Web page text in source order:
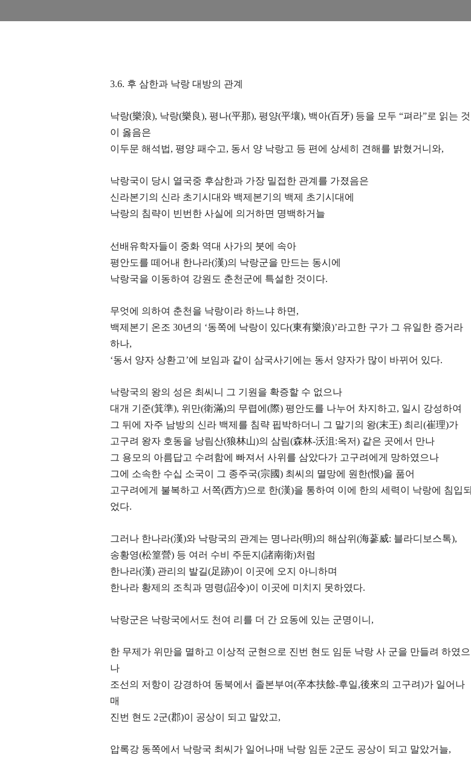
3.6. 후 삼한과 낙랑 대방의 관계
낙랑(樂浪), 낙랑(樂良), 평나(平那), 평양(平壤), 백아(百牙) 등을 모두 “펴라”로 읽는 것
이 옳음은
이두문 해석법, 평양 패수고, 동서 양 낙랑고 등 편에 상세히 견해를 밝혔거니와,
낙랑국이 당시 열국중 후삼한과 가장 밀접한 관계를 가졌음은
신라본기의 신라 초기시대와 백제본기의 백제 초기시대에
낙랑의 침략이 빈번한 사실에 의거하면 명백하거늘
선배유학자들이 중화 역대 사가의 붓에 속아
평안도를 떼어내 한나라(漢)의 낙랑군을 만드는 동시에
낙랑국을 이동하여 강원도 춘천군에 특설한 것이다.
무엇에 의하여 춘천을 낙랑이라 하느냐 하면,
백제본기 온조 30년의 ‘동쪽에 낙랑이 있다(東有樂浪)’라고한 구가 그 유일한 증거라
하나,
‘동서 양자 상환고’에 보임과 같이 삼국사기에는 동서 양자가 많이 바뀌어 있다.
낙랑국의 왕의 성은 최씨니 그 기원을 확증할 수 없으나
대개 기준(箕準), 위만(衛滿)의 무렵에(際) 평안도를 나누어 차지하고, 일시 강성하여
그 뒤에 자주 남방의 신라 백제를 침략 핍박하더니 그 말기의 왕(末王) 최리(崔理)가
고구려 왕자 호동을 낭림산(狼林山)의 삼림(森林-沃沮:옥저) 같은 곳에서 만나
그 용모의 아름답고 수려함에 빠져서 사위를 삼았다가 고구려에게 망하였으나
그에 소속한 수십 소국이 그 종주국(宗國) 최씨의 멸망에 원한(恨)을 품어
고구려에게 불복하고 서쪽(西方)으로 한(漢)을 통하여 이에 한의 세력이 낙랑에 침입되
었다.
그러나 한나라(漢)와 낙랑국의 관계는 명나라(明)의 해삼위(海蔘威: 블라디보스톡),
송황영(松篁營) 등 여러 수비 주둔지(諸南衛)처럼
한나라(漢) 관리의 발길(足跡)이 이곳에 오지 아니하며
한나라 황제의 조칙과 명령(詔令)이 이곳에 미치지 못하였다.
낙랑군은 낙랑국에서도 천여 리를 더 간 요동에 있는 군명이니,
한 무제가 위만을 멸하고 이상적 군현으로 진번 현도 임둔 낙랑 사 군을 만들려 하였으
나
조선의 저항이 강경하여 동북에서 졸본부여(卒本扶餘-후일,後來의 고구려)가 일어나
매
진번 현도 2군(郡)이 공상이 되고 말았고,
압록강 동쪽에서 낙랑국 최씨가 일어나매 낙랑 임둔 2군도 공상이 되고 말았거늘,